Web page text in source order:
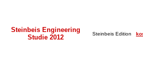
Steinbeis Engineering
Studie 2012
Steinbeis Edition